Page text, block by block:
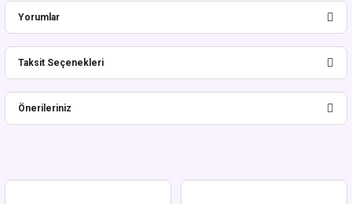
Yorumlar
Bu ürüne ilk yorumu siz yapın!
Taksit Seçenekleri
Önerileriniz